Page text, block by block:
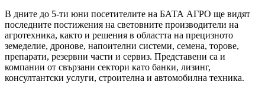
В дните до 5-ти юни посетителите на БАТА АГРО ще видят
последните постижения на световните производители на
агротехника, както и решения в областта на прецизното
земеделие, дронове, напоителни системи, семена, торове,
препарати, резервни части и сервиз. Представени са и
компании от свързани сектори като банки, лизинг,
консултантски услуги, строителна и автомобилна техника.